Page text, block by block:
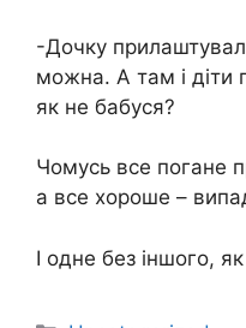
-Дочку
можна. А там і діти
як не бабуся?
Чомусь все погане
а все хороше –
І одне без іншого,